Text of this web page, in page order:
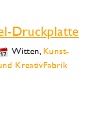
Druckplatte
Witten, Kunst-
KreativFabrik